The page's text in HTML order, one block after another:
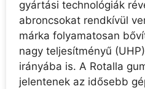
gyártási technológiák
abroncsokat rendkívül
márka folyamatosan
nagy teljesítményű
irányába is. A Rotalla
jelentenek az idősebb